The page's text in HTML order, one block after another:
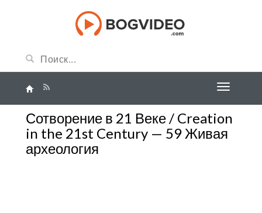
Сотворение в 21 Веке / Creation
in the 21st Century — 59 Живая
археология